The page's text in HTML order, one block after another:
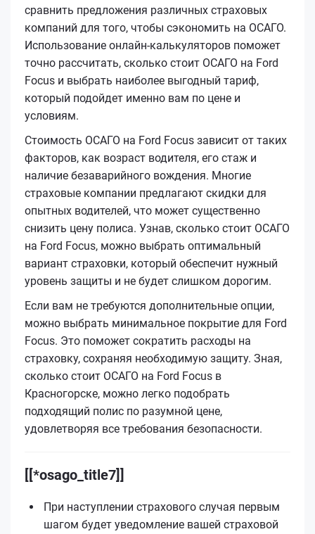
сравнить предложения различных страховых
компаний для того, чтобы сэкономить на ОСАГО.
Использование онлайн-калькуляторов поможет
точно рассчитать, сколько стоит ОСАГО на Ford
Focus и выбрать наиболее выгодный тариф,
который подойдет именно вам по цене и
условиям.
Стоимость ОСАГО на Ford Focus зависит от таких
факторов, как возраст водителя, его стаж и
наличие безаварийного вождения. Многие
страховые компании предлагают скидки для
опытных водителей, что может существенно
снизить цену полиса. Узнав, сколько стоит ОСАГО
на Ford Focus, можно выбрать оптимальный
вариант страховки, который обеспечит нужный
уровень защиты и не будет слишком дорогим.
Если вам не требуются дополнительные опции,
можно выбрать минимальное покрытие для Ford
Focus. Это поможет сократить расходы на
страховку, сохраняя необходимую защиту. Зная,
сколько стоит ОСАГО на Ford Focus в
Красногорске, можно легко подобрать
подходящий полис по разумной цене,
удовлетворяя все требования безопасности.
[[*osago_title7]]
При наступлении страхового случая первым
шагом будет уведомление вашей страховой